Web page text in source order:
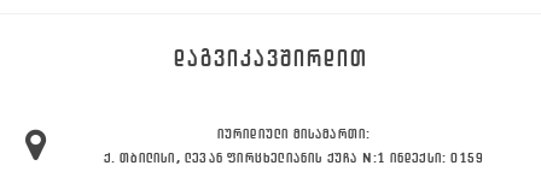
ᲓᲐᲒᲕᲘᲙᲐᲕᲨᲘᲠᲓᲘᲗ
ᲘᲣᲠᲘᲓᲘᲣᲚᲘ ᲛᲘᲡᲐᲛᲐᲠᲗᲘ:
Ქ. ᲗᲑᲘᲚᲘᲡᲘ, ᲚᲔᲕᲐᲜ ᲤᲘᲠᲪᲮᲔᲚᲘᲐᲜᲘᲡ ᲥᲣᲩᲐ N:1 ᲘᲜᲓᲔᲥᲡᲘ: 0159